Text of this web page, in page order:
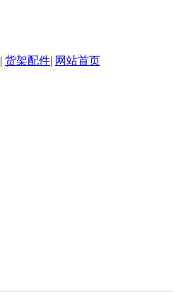
| 货架配件| 网站首页